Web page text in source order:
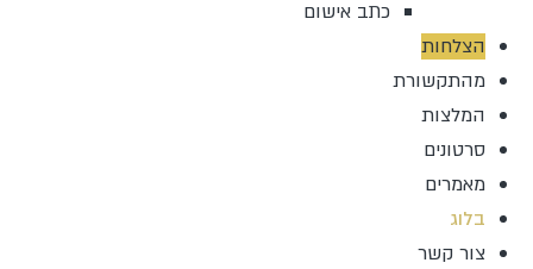
כתב אישום
הצלחות
מהתקשורת
המלצות
סרטונים
מאמרים
בלוג
צור קשר